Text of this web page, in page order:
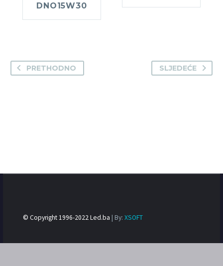
DNO15W30
PRETHODNO SLJEDEĆE
© Copyright 1996-2022 Led.ba | By: XSOFT